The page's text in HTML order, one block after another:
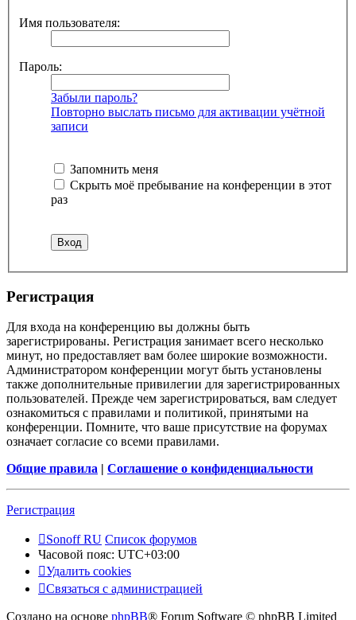
Имя пользователя:
Пароль:
Забыли пароль?
Повторно выслать письмо для активации учётной
записи
Запомнить меня
Скрыть моё пребывание на конференции в этот
раз
Регистрация
Для входа на конференцию вы должны быть
зарегистрированы. Регистрация занимает всего несколько
минут, но предоставляет вам более широкие возможности.
Администратором конференции могут быть установлены
также дополнительные привилегии для зарегистрированных
пользователей. Прежде чем зарегистрироваться, вам следует
ознакомиться с правилами и политикой, принятыми на
конференции. Помните, что ваше присутствие на форумах
означает согласие со всеми правилами.
Общие правила | Соглашение о конфиденциальности
Регистрация
Sonoff RU Список форумов
Часовой пояс: UTC+03:00
Удалить cookies
Связаться с администрацией
Создано на основе phpBB® Forum Software © phpBB Limited